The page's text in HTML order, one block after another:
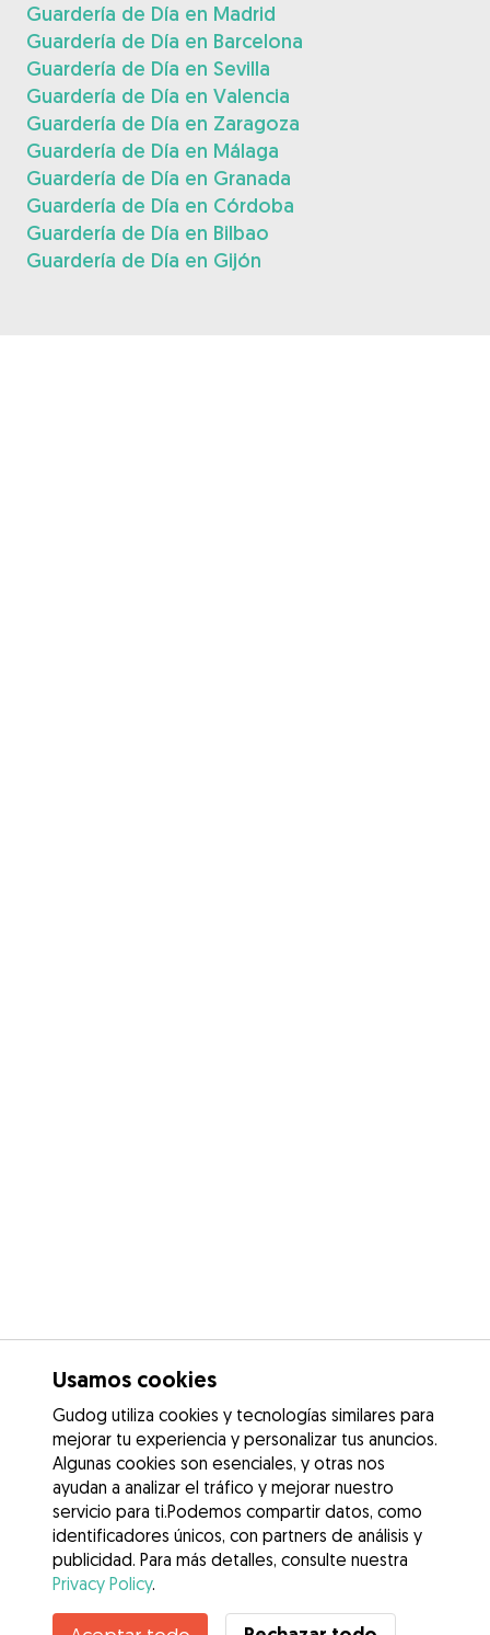
Usamos cookies
Gudog utiliza cookies y tecnologías similares para
mejorar tu experiencia y personalizar tus anuncios.
Algunas cookies son esenciales, y otras nos
ayudan a analizar el tráfico y mejorar nuestro
servicio para ti.Podemos compartir datos, como
identificadores únicos, con partners de análisis y
publicidad. Para más detalles, consulte nuestra
Privacy Policy.
Guardería de Día en Madrid
Guardería de Día en Barcelona
Guardería de Día en Sevilla
Guardería de Día en Valencia
Guardería de Día en Zaragoza
Guardería de Día en Málaga
Guardería de Día en Granada
Guardería de Día en Córdoba
Guardería de Día en Bilbao
Guardería de Día en Gijón